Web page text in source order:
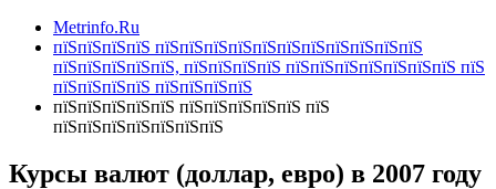
Metrinfo.Ru
пїЅпїЅпїЅпїЅ пїЅпїЅпїЅпїЅпїЅпїЅпїЅпїЅпїЅпїЅпїЅ
пїЅпїЅпїЅпїЅпїЅ, пїЅпїЅпїЅпїЅ пїЅпїЅпїЅпїЅпїЅпїЅпїЅ пїЅ
пїЅпїЅпїЅпїЅ пїЅпїЅпїЅпїЅ
пїЅпїЅпїЅпїЅпїЅ пїЅпїЅпїЅпїЅпїЅ пїЅ
пїЅпїЅпїЅпїЅпїЅпїЅпїЅ
Курсы валют (доллар, евро) в 2007 году